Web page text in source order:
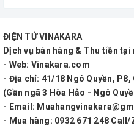
ĐIỆN TỬ VINAKARA
Dịch vụ bán hàng & Thu tiền
- Web: Vinakara.com
- Địa chỉ: 41/18 Ngô Quyền, P8,
(Gần ngã 3 Hòa Hảo - Ngô
- Email:
- Mua hàng: 0932 671 248